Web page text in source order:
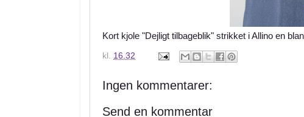
Kort kjole "Dejligt tilbageblik" strikket i Allino en
kl. 16.32
Ingen kommentarer:
Send en kommentar